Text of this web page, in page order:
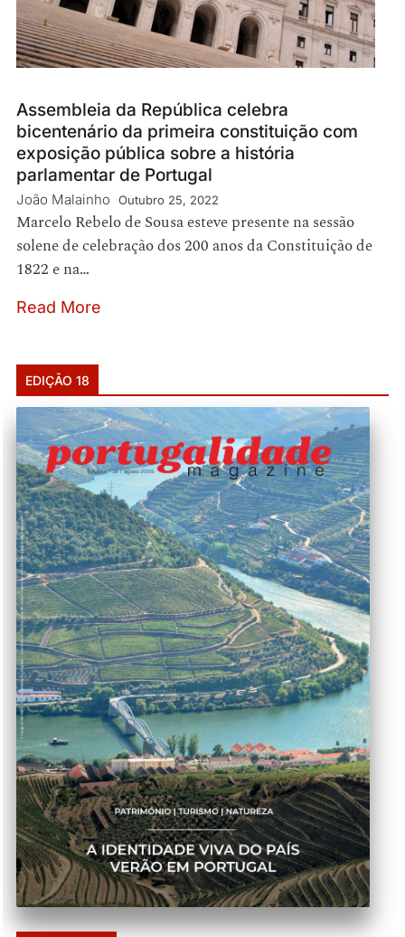
Assembleia da República celebra
bicentenário da primeira constituição com
exposição pública sobre a história
parlamentar de Portugal
João Malainho Outubro 25, 2022
Marcelo Rebelo de Sousa esteve presente na sessão
solene de celebração dos 200 anos da Constituição de
1822 e na…
Read More
EDIÇÃO 18